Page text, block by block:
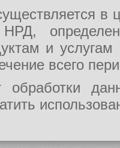
в
определения
и
всего
обработки